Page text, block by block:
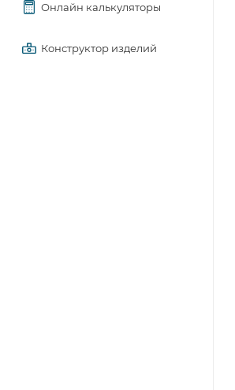
Онлайн калькуляторы
Конструктор изделий